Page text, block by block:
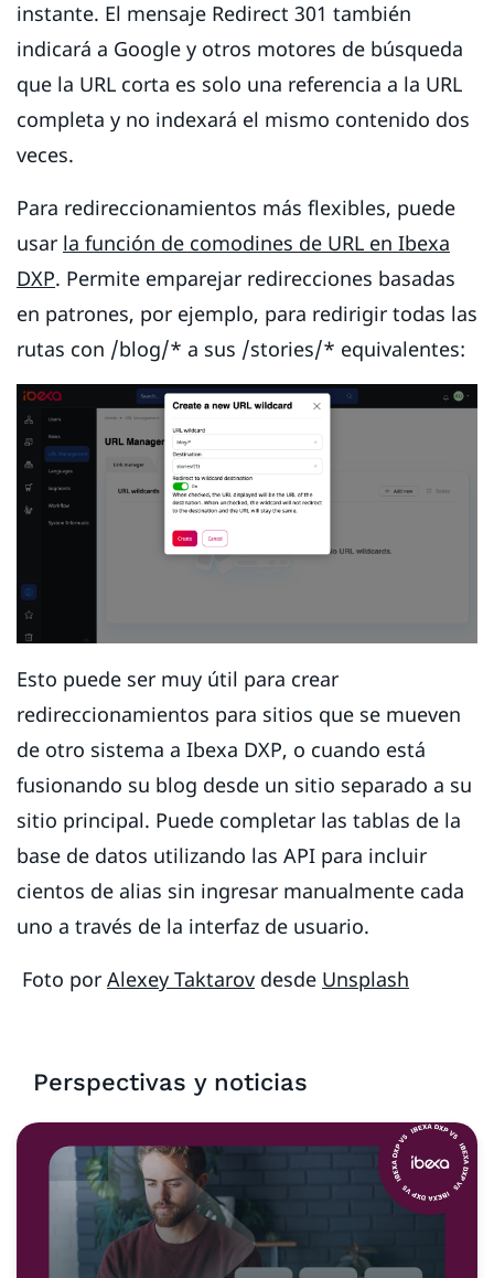
instante. El mensaje Redirect 301 también
indicará a Google y otros motores de búsqueda
que la URL corta es solo una referencia a la URL
completa y no indexará el mismo contenido dos
veces.
Para redireccionamientos más flexibles, puede
usar la función de comodines de URL en Ibexa
DXP. Permite emparejar redirecciones basadas
en patrones, por ejemplo, para redirigir todas las
rutas con /blog/* a sus /stories/* equivalentes:
Esto puede ser muy útil para crear
redireccionamientos para sitios que se mueven
de otro sistema a Ibexa DXP, o cuando está
fusionando su blog desde un sitio separado a su
sitio principal. Puede completar las tablas de la
base de datos utilizando las API para incluir
cientos de alias sin ingresar manualmente cada
uno a través de la interfaz de usuario.
Foto por Alexey Taktarov desde Unsplash
Perspectivas y noticias